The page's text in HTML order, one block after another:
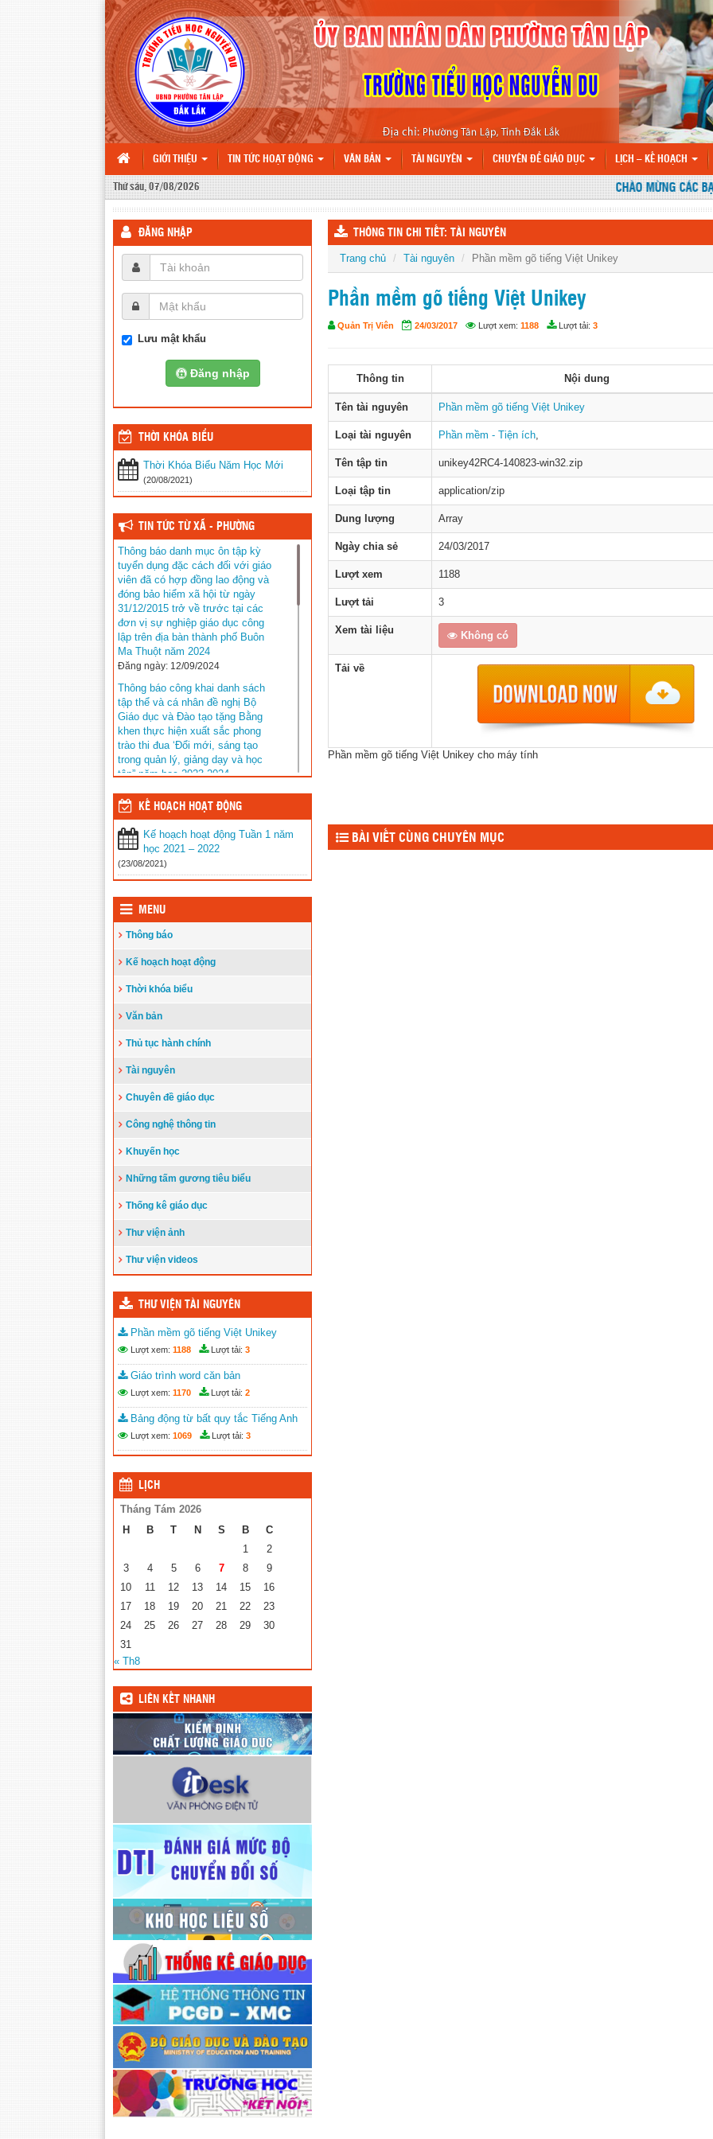
GIỚI THIỆU TIN TỨC HOẠT ĐỘNG VĂN BẢN TÀI NGUYÊN CHUYÊN ĐỀ GIÁO DỤC LỊCH – KẾ HOẠCH
Thứ sáu, 07/08/2026 CHÀO MỪNG CÁC BẠN
THÔNG TIN CHI TIẾT: TÀI NGUYÊN
Trang chủ Tài nguyên Phần mềm gõ tiếng Việt Unikey
Phần mềm gõ tiếng Việt Unikey
Quản Trị Viên 24/03/2017 Lượt xem: 1188 Lượt tải: 3
Thông tin Nội dung
Tên tài nguyên Phần mềm gõ tiếng Việt Unikey
Loại tài nguyên Phần mềm - Tiện ích,
Tên tập tin unikey42RC4-140823-win32.zip
Loại tập tin application/zip
Dung lượng Array
Ngày chia sẻ 24/03/2017
Lượt xem 1188
Lượt tải 3
Xem tài liệu Không có
Tải về
Phần mềm gõ tiếng Việt Unikey cho máy tính
BÀI VIẾT CÙNG CHUYÊN MỤC
ĐĂNG NHẬP
Lưu mật khẩu
Đăng nhập
THỜI KHÓA BIỂU
Thời Khóa Biểu Năm Học Mới
(20/08/2021)
TIN TỨC TỪ XÃ - PHƯỜNG
Thông báo danh mục ôn tập kỳ
tuyển dụng đặc cách đối với giáo
viên đã có hợp đồng lao động và
đóng bảo hiểm xã hội từ ngày
31/12/2015 trở về trước tại các
đơn vị sự nghiệp giáo dục công
lập trên địa bàn thành phố Buôn
Ma Thuột năm 2024
Đăng ngày: 12/09/2024
Thông báo công khai danh sách
tập thể và cá nhân đề nghị Bộ
Giáo dục và Đào tạo tặng Bằng
khen thực hiện xuất sắc phong
trào thi đua ‘Đổi mới, sáng tạo
trong quản lý, giảng dạy và học
tập” năm học 2023-2024
Kết quả tuyển sinh vào lớp 6 năm
học 2024-2025 trường THCS Phan
Chu Trinh
Đăng ngày: 13/06/2024
Thông tư ban hành Quy chế thực
dục và đào tạo thuộc hệ thống
Đăng ngày: 14/05/2024
LỊCH CÔNG TÁC TUẦN TỪ
NGÀY 01/4/2024 ĐẾN NGÀY
07/4/2024
Hội thi An toàn giao thông bậc
mầm non, sân chơi sôi nổi và bổ
ích
Đăng ngày: 28/03/2024
giáo dục Tiểu học năm học 2023-
Đăng ngày: 05/10/2023
Phòng Giáo dục và Đào tạo thành
và triển khai nhiệm vụ năm học
Đăng ngày: 12/09/2023
Công bố và trao quyết định bổ
Đào tạo TP. Buôn Ma Thuột
Đăng ngày: 24/08/2023
Quyết định về việc ban hành Kế
hoạch thời gian năm học 2023-
2024 đối với giáo dục mầm non,
giáo dục phổ thông và giáo dục
thường xuyên trên địa bàn tỉnh
Đắk Lắk
Đăng ngày: 10/08/2023
KẾ HOẠCH HOẠT ĐỘNG
Kế hoạch hoạt động Tuần 1 năm
học 2021 – 2022
(23/08/2021)
MENU
Thông báo
Kế hoạch hoạt động
Thời khóa biểu
Văn bản
Thủ tục hành chính
Tài nguyên
Chuyên đề giáo dục
Công nghệ thông tin
Khuyến học
Những tấm gương tiêu biểu
Thống kê giáo dục
Thư viện ảnh
Thư viện videos
THƯ VIỆN TÀI NGUYÊN
Phần mềm gõ tiếng Việt Unikey
Lượt xem: 1188 Lượt tải: 3
Giáo trình word căn bản
Lượt xem: 1170 Lượt tải: 2
Bảng động từ bất quy tắc Tiếng Anh
Lượt xem: 1069 Lượt tải: 3
LỊCH
Tháng Tám 2026
H
B T N S B
C
1
2
3
4 5 6 7 8
9
10
11 12 13 14 15
16
17
18 19 20 21 22
23
24
25 26 27 28 29
30
31
« Th8
LIÊN KẾT NHANH